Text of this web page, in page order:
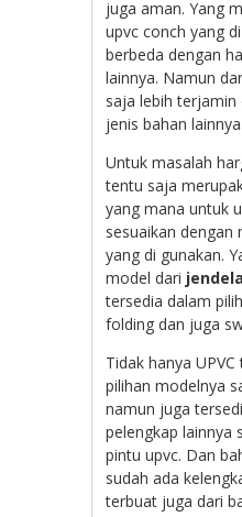
juga aman. Yang
upvc conch yang
berbeda dengan
lainnya. Namun
saja lebih terjamin
jenis bahan lainnya.
Untuk masalah
tentu saja
yang mana untuk
sesuaikan dengan
yang di gunakan.
model dari
tersedia dalam
folding dan juga
Tidak hanya
pilihan modelnya
namun juga
pelengkap lainnya
pintu upvc. Dan
sudah ada
terbuat juga dari